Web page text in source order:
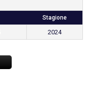
Stagione
2024